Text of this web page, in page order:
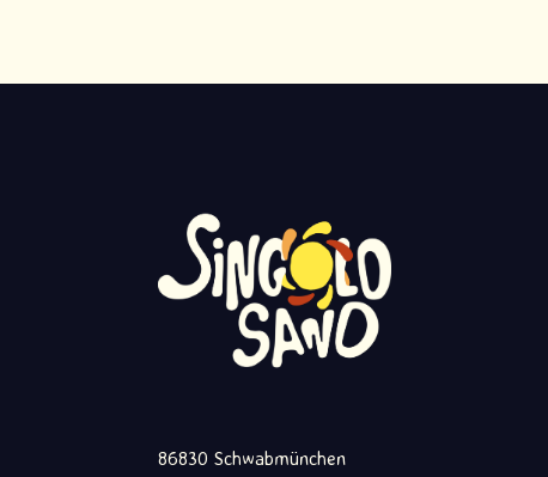
86830 Schwabmünchen